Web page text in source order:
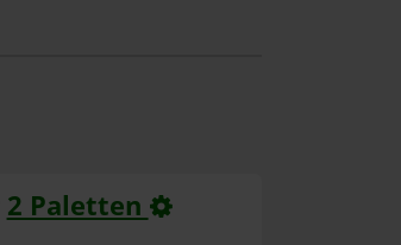
2 Paletten